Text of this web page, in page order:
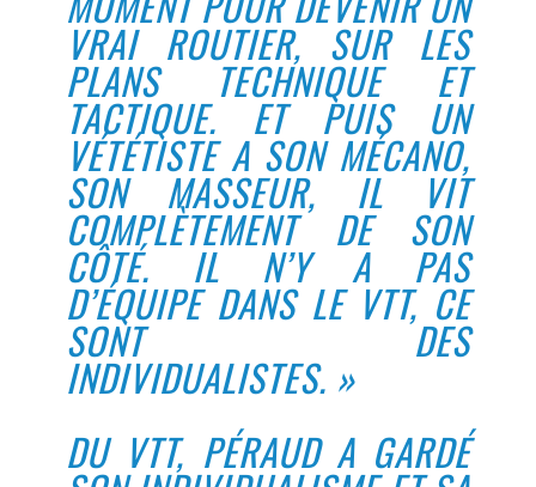
VRAI ROUTIER, SUR LES
PLANS TECHNIQUE ET
TACTIQUE. ET PUIS UN
VÉTÉTISTE A SON MÉCANO,
SON MASSEUR, IL VIT
COMPLÈTEMENT DE SON
CÔTÉ. IL N’Y A PAS
D’ÉQUIPE DANS LE VTT, CE
SONT DES
INDIVIDUALISTES. »
DU VTT, PÉRAUD A GARDÉ